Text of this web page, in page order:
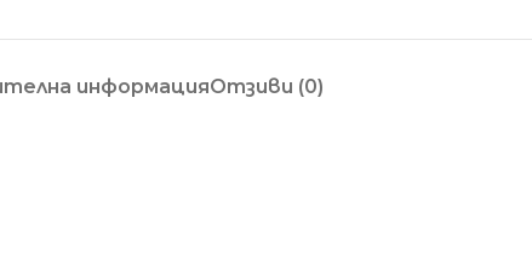
информацияОтзиви (0)